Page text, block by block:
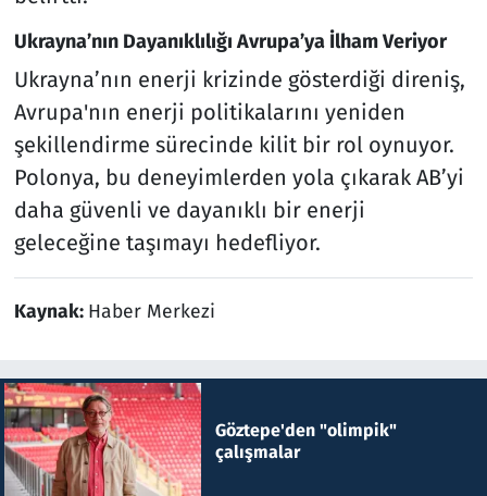
Ukrayna’nın Dayanıklılığı Avrupa’ya İlham Veriyor
Ukrayna’nın enerji krizinde gösterdiği direniş,
Avrupa'nın enerji politikalarını yeniden
şekillendirme sürecinde kilit bir rol oynuyor.
Polonya, bu deneyimlerden yola çıkarak AB’yi
daha güvenli ve dayanıklı bir enerji
geleceğine taşımayı hedefliyor.
Kaynak: Haber Merkezi
Göztepe'den "olimpik"
çalışmalar